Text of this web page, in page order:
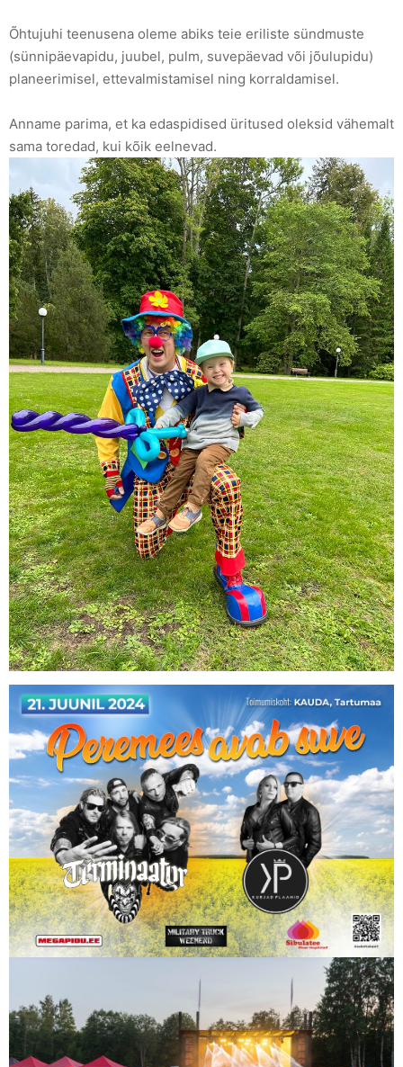
Õhtujuhi teenusena oleme abiks teie eriliste sündmuste
(sünnipäevapidu, juubel, pulm, suvepäevad või jõulupidu)
planeerimisel, ettevalmistamisel ning korraldamisel.
Anname parima, et ka edaspidised üritused oleksid vähemalt
sama toredad, kui kõik eelnevad.